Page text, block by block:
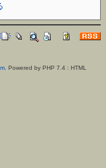
. Powered by PHP 7.4 : HTML